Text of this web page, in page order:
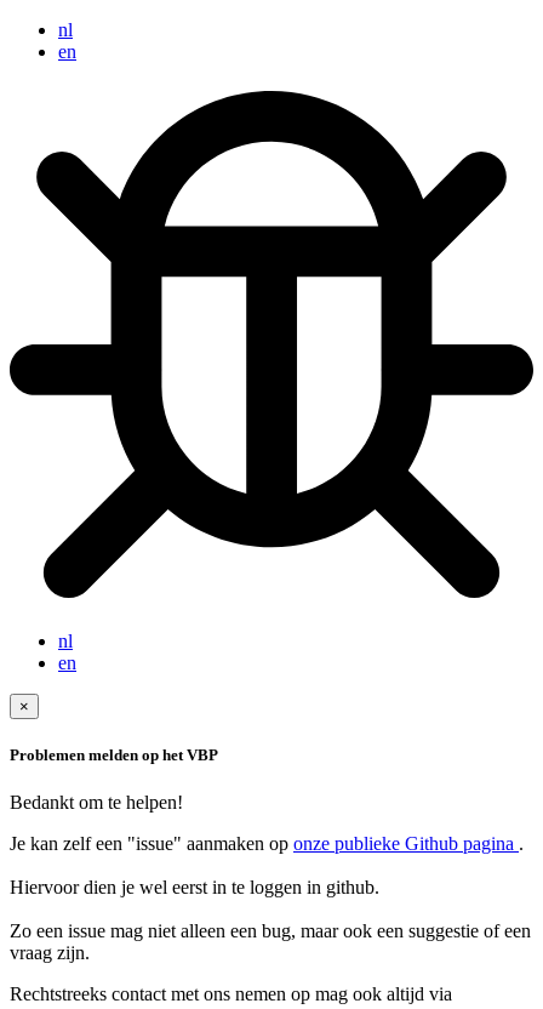
nl
en
nl
en
×
Problemen melden op het VBP
Bedankt om te helpen!
Je kan zelf een "issue" aanmaken op onze publieke Github pagina .
Hiervoor dien je wel eerst in te loggen in github.
Zo een issue mag niet alleen een bug, maar ook een suggestie of een
Rechtstreeks contact met ons nemen op mag ook altijd via